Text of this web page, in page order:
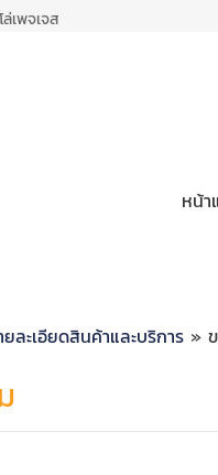
เพจเจส
หน้า
ยละเอียดสินค้าและบริการ »